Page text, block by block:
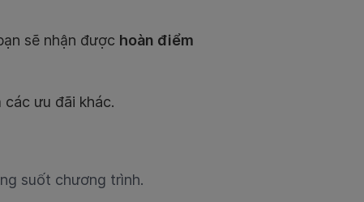
sẽ nhận được hoàn điểm
ưu đãi khác.
suốt chương trình.